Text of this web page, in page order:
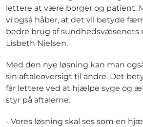
lettere at være borger og patient.
vi også håber, at det vil betyde
bedre brug af sundhedsvæsenets
Lisbeth Nielsen.
Med den nye løsning kan man
sin aftaleoversigt til andre. Det
får lettere ved at hjælpe syge og
styr på aftalerne.
- Vores løsning skal ses som en